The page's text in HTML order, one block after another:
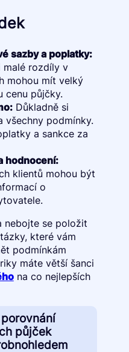
sazby a poplatky:
malé rozdíly v
mohou mít velký
cenu půjčky.
Důkladně si
všechny podmínky.
a sankce za
hodnocení:
klientů mohou být
o
nebojte se položit
které vám
podmínkám
máte větší šanci
na co nejlepších
půjček